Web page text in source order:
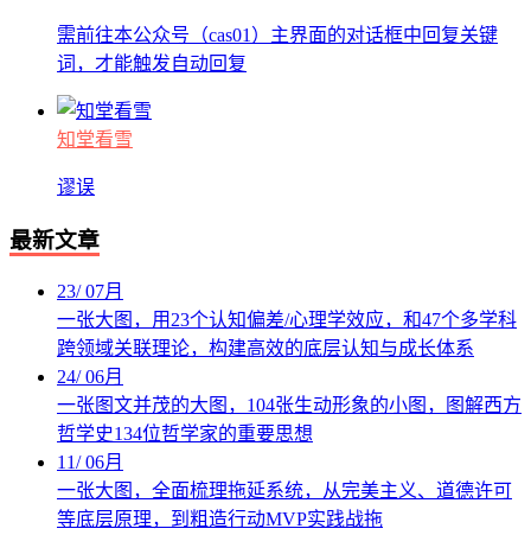
需前往本公众号（cas01）主界面的对话框中回复关键
词，才能触发自动回复
知堂看雪
谬误
最新文章
23/07月
一张大图，用23个认知偏差/心理学效应，和47个多学科
跨领域关联理论，构建高效的底层认知与成长体系
24/06月
一张图文并茂的大图，104张生动形象的小图，图解西方
哲学史134位哲学家的重要思想
11/06月
一张大图，全面梳理拖延系统，从完美主义、道德许可
等底层原理，到粗造行动MVP实践战拖